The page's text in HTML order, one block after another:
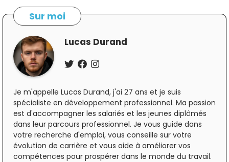
Sur moi
Lucas Durand
Je m'appelle Lucas Durand, j'ai 27 ans et je suis
spécialiste en développement professionnel. Ma passion
est d'accompagner les salariés et les jeunes diplômés
dans leur parcours professionnel. Je vous guide dans
votre recherche d'emploi, vous conseille sur votre
évolution de carrière et vous aide à améliorer vos
compétences pour prospérer dans le monde du travail.